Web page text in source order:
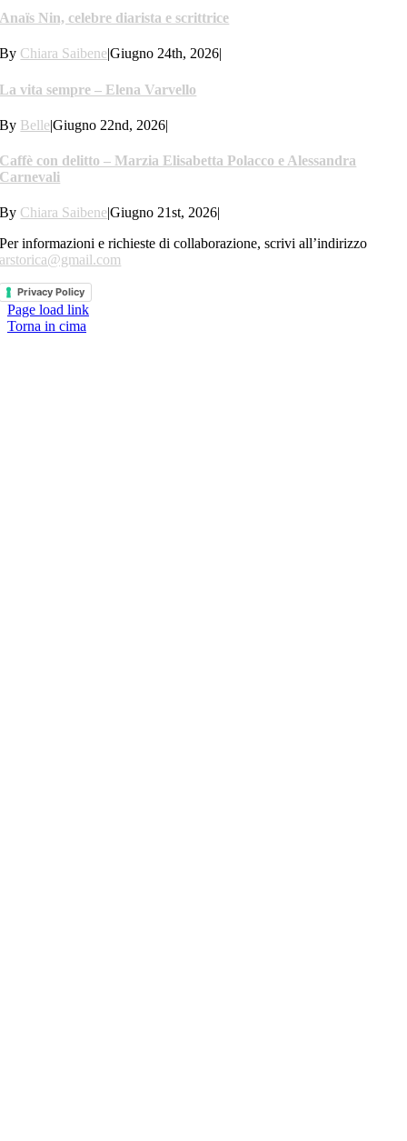
Anaïs Nin, celebre diarista e scrittrice
By Chiara Saibene|Giugno 24th, 2026|
La vita sempre – Elena Varvello
By Belle|Giugno 22nd, 2026|
Caffè con delitto – Marzia Elisabetta Polacco e Alessandra
Carnevali
By Chiara Saibene|Giugno 21st, 2026
Per informazioni e richieste di collaborazione, scrivi all’indirizzo
arstorica@gmail.com
Privacy Policy
Page load link
Torna in cima